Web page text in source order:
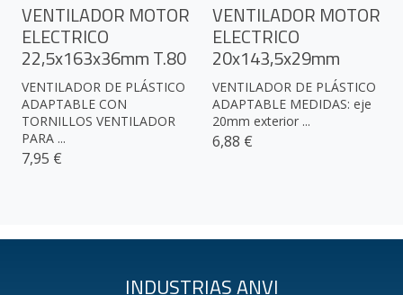
VENTILADOR MOTOR
ELECTRICO
22,5x163x36mm T.80
VENTILADOR DE PLÁSTICO
ADAPTABLE CON
TORNILLOS VENTILADOR
PARA ...
7,95 €
VENTILADOR MOTOR
ELECTRICO
20x143,5x29mm
VENTILADOR DE PLÁSTICO
ADAPTABLE MEDIDAS: eje
20mm exterior ...
6,88 €
INDUSTRIAS ANVI